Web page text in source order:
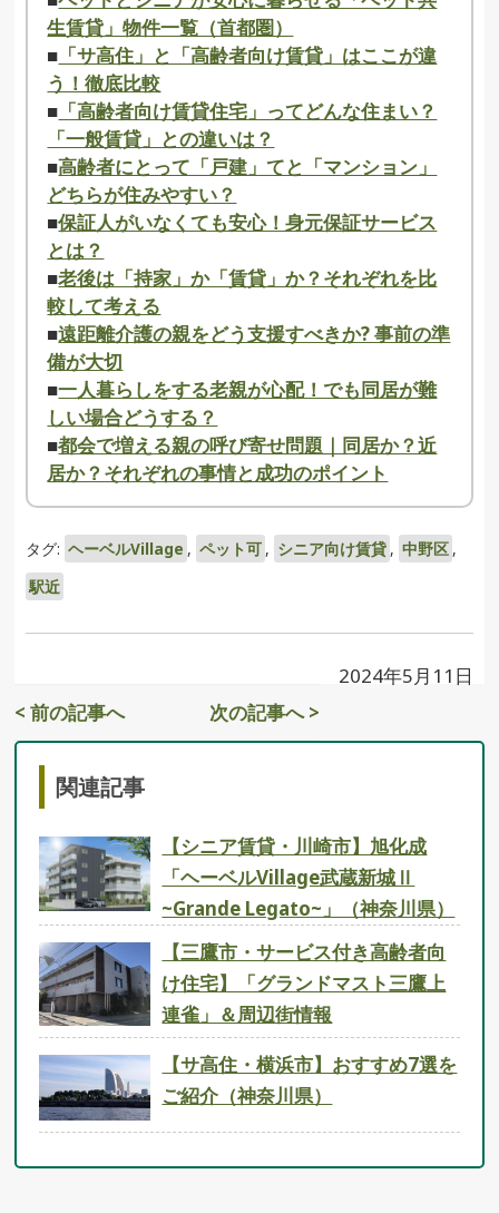
生賃貸」物件一覧（首都圏）
■ 「サ高住」と「高齢者向け賃貸」はここが違
う！徹底比較
■ 「高齢者向け賃貸住宅」ってどんな住まい？
「一般賃貸」との違いは？
■高齢者にとって「戸建」てと「マンション」
どちらが住みやすい？
■保証人がいなくても安心！身元保証サービス
とは？
■老後は「持家」か「賃貸」か？それぞれを比
較して考える
■遠距離介護の親をどう支援すべきか? 事前の準
備が大切
■一人暮らしをする老親が心配！でも同居が難
しい場合どうする？
■都会で増える親の呼び寄せ問題｜同居か？近
居か？それぞれの事情と成功のポイント
タグ: ヘーベルVillage , ペット可 , シニア向け賃貸 , 中野区 ,
駅近
2024年5月11日
< 前の記事へ
次の記事へ >
関連記事
【シニア賃貸・川崎市】旭化成
「ヘーベルVillage武蔵新城Ⅱ
~Grande Legato~」（神奈川県）
【三鷹市・サービス付き高齢者向
け住宅】「グランドマスト三鷹上
連雀」＆周辺街情報
【サ高住・横浜市】おすすめ7選を
ご紹介（神奈川県）